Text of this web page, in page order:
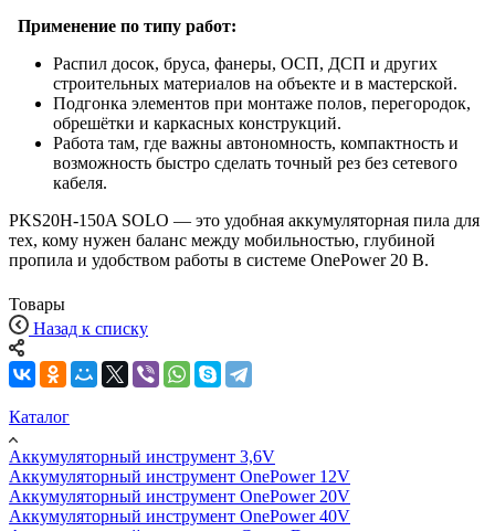
Применение по типу работ:
Распил досок, бруса, фанеры, ОСП, ДСП и других
строительных материалов на объекте и в мастерской.
Подгонка элементов при монтаже полов, перегородок,
обрешётки и каркасных конструкций.
Работа там, где важны автономность, компактность и
возможность быстро сделать точный рез без сетевого
кабеля.
PKS20H‑150A SOLO — это удобная аккумуляторная пила для
тех, кому нужен баланс между мобильностью, глубиной
пропила и удобством работы в системе OnePower 20 В.
Товары
Назад к списку
Каталог
Аккумуляторный инструмент 3,6V
Аккумуляторный инструмент OnePower 12V
Аккумуляторный инструмент OnePower 20V
Аккумуляторный инструмент OnePower 40V